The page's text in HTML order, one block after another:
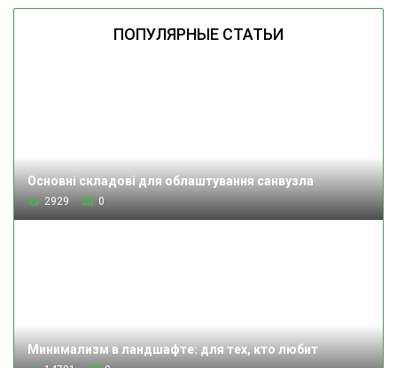
ПОПУЛЯРНЫЕ СТАТЬИ
Основні складові для облаштування санвузла
2929 0
Минимализм в ландшафте: для тех, кто любит